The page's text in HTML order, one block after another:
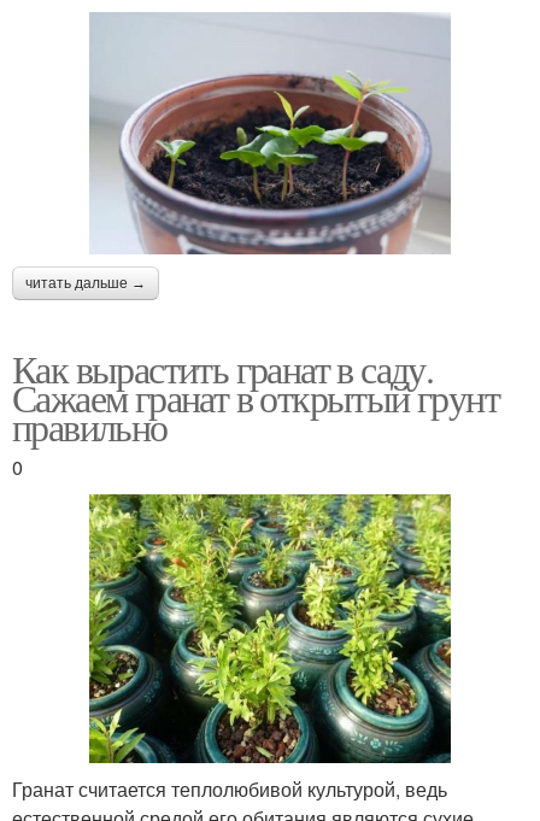
читать дальше →
Как вырастить гранат в саду.
Сажаем гранат в открытый грунт
правильно
0
Гранат считается теплолюбивой культурой, ведь